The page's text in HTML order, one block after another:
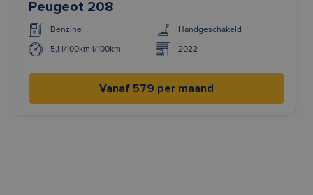
Peugeot 208
Benzine Handgeschakeld
5,1 l/100km l/100km 2022
Vanaf 579 per maand